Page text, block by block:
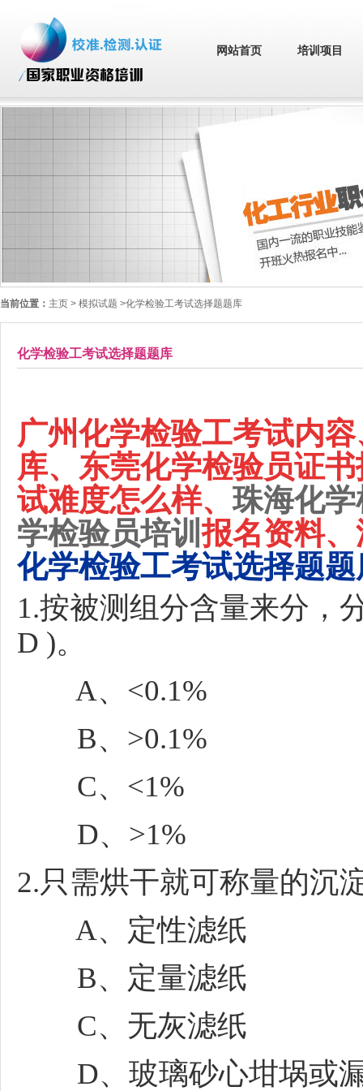
网站首页 培训项目
当前位置： 主页 > 模拟试题 >化学检验工考试选择题题库
化学检验工考试选择题题库
广州化学检验工考试内容
库、东莞化学检验员证
试难度怎么样、珠海化
学检验员培训报名资料
化学检验工考试选择题题
1.按被测组分含量来分，
D )。
A、<0.1%
B、>0.1%
C、<1%
D、>1%
2.只需烘干就可称量的沉
A、定性滤纸
B、定量滤纸
C、无灰滤纸
D、玻璃砂心坩埚或